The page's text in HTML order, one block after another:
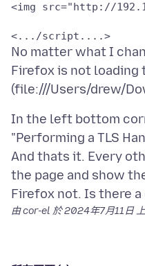
<img src="http://
No matter what I
Firefox is not loading
In the left bottom
"Performing a TLS
And thats it. Every
the page and show
由 cor-el 於2024年7月11日